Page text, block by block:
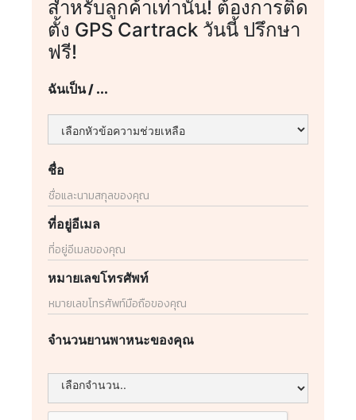
สำหรับลูกค้าเท่านั้น! ต้องการติด
ตั้ง GPS Cartrack วันนี้ ปรึกษา
ฟรี!
ฉันเป็น / ...
ชื่อ
ที่อยู่อีเมล
หมายเลขโทรศัพท์
จำนวนยานพาหนะของคุณ